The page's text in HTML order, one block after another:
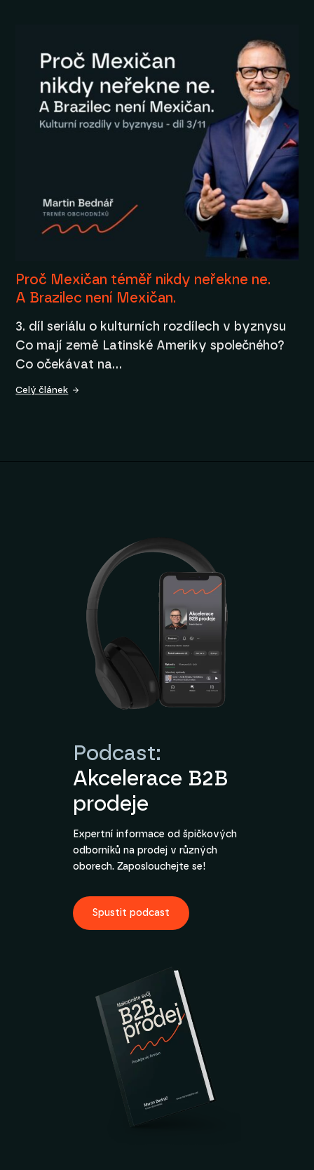
Proč Mexičan téměř nikdy neřekne ne.
A Brazilec není Mexičan.
3. díl seriálu o kulturních rozdílech v byznysu
Co mají země Latinské Ameriky společného?
Co očekávat na…
Celý článek
Podcast:
Akcelerace B2B
prodeje
Expertní informace od špičkových
odborníků na prodej v různých
oborech. Zaposlouchejte se!
Spustit podcast